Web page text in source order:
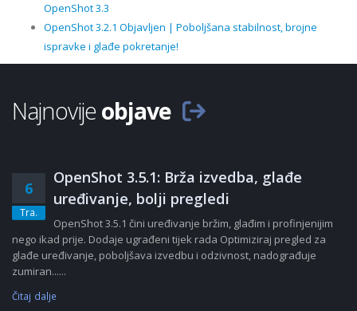
OpenShot 3.3
OpenShot 3.2.1 Objavljen | Poboljšana stabilnost, brojne
ispravke i glađe pokretanje!
Najnovijeobjave
6
Tra.
OpenShot 3.5.1: Brža izvedba, glađe
uređivanje, bolji pregledi
OpenShot 3.5.1 čini uređivanje bržim, glađim i profinjenijim
nego ikad prije. Dodaje ugrađeni tijek rada Optimiziraj pregled za
glađe uređivanje, poboljšava izvedbu i odzivnost, nadograđuje
zumiran......
Čitaj dalje